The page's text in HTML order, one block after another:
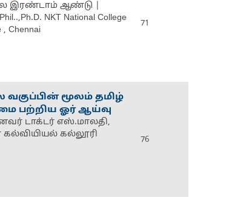
இரண்டாம் ஆண்டு |
NKT National College
, Chennai
71
மூலம் தமிழ்
பற்றிய ஓர் ஆய்வு
டாக்டர் எஸ்.மாலதி,
கல்வியியல் கல்லூரி
76